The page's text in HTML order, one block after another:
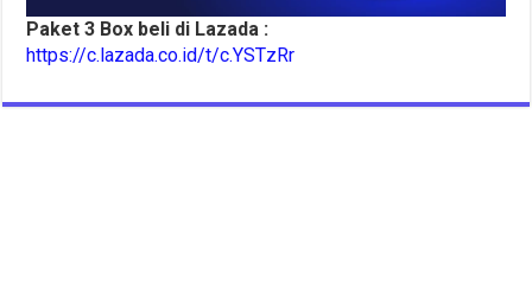
Paket 3 Box beli di Lazada :
https://c.lazada.co.id/t/c.YSTzRr